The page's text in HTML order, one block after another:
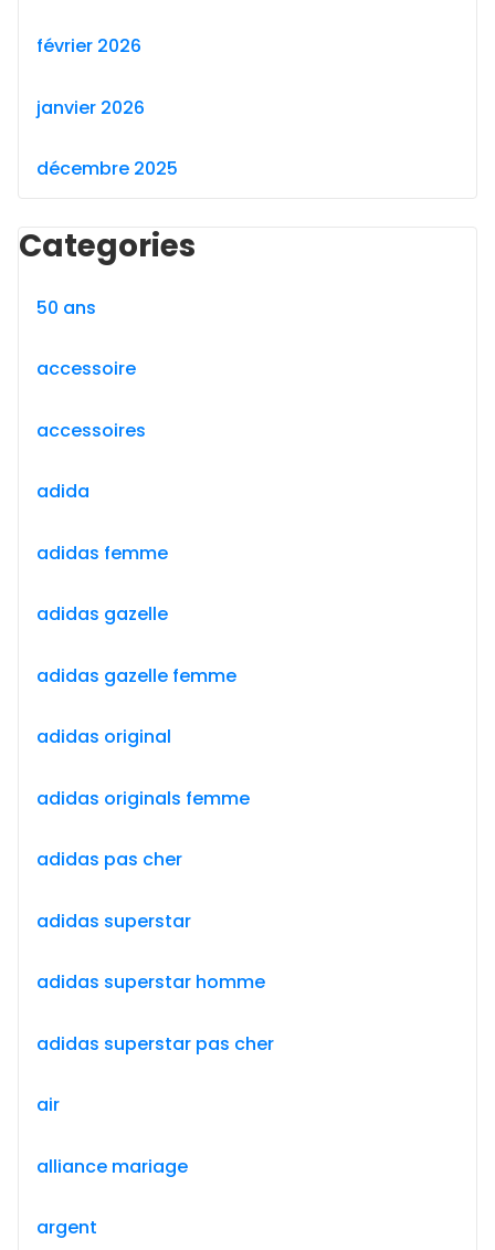
février 2026
janvier 2026
décembre 2025
Categories
50 ans
accessoire
accessoires
adida
adidas femme
adidas gazelle
adidas gazelle femme
adidas original
adidas originals femme
adidas pas cher
adidas superstar
adidas superstar homme
adidas superstar pas cher
air
alliance mariage
argent